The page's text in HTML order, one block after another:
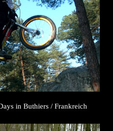
in Buthiers / Frankreich